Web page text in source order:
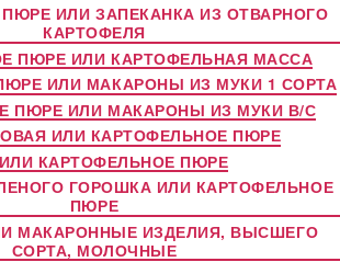
ИЛИ ЗАПЕКАНКА ИЗ ОТВАРНОГО
КАРТОФЕЛЯ
ПЮРЕ ИЛИ КАРТОФЕЛЬНАЯ МАССА
ИЛИ МАКАРОНЫ ИЗ МУКИ 1 СОРТА
ПЮРЕ ИЛИ МАКАРОНЫ ИЗ МУКИ В/С
ИЛИ КАРТОФЕЛЬНОЕ ПЮРЕ
КАРТОФЕЛЬНОЕ ПЮРЕ
ГОРОШКА ИЛИ КАРТОФЕЛЬНОЕ
ПЮРЕ
МАКАРОННЫЕ ИЗДЕЛИЯ, ВЫСШЕГО
СОРТА, МОЛОЧНЫЕ